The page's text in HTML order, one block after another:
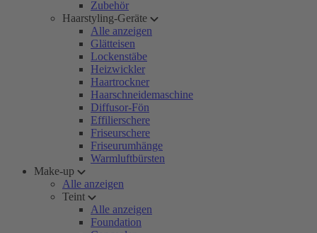
Zubehör
Haarstyling-Geräte
Alle anzeigen
Glätteisen
Lockenstäbe
Heizwickler
Haartrockner
Haarschneidemaschine
Diffusor-Fön
Effilierschere
Friseurschere
Friseurumhänge
Warmluftbürsten
Make-up
Alle anzeigen
Teint
Alle anzeigen
Foundation